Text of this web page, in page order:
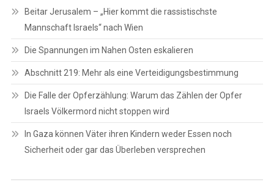
Beitar Jerusalem – „Hier kommt die rassistischste
Mannschaft Israels“ nach Wien
Die Spannungen im Nahen Osten eskalieren
Abschnitt 219: Mehr als eine Verteidigungsbestimmung
Die Falle der Opferzählung: Warum das Zählen der Opfer
Israels Völkermord nicht stoppen wird
In Gaza können Väter ihren Kindern weder Essen noch
Sicherheit oder gar das Überleben versprechen